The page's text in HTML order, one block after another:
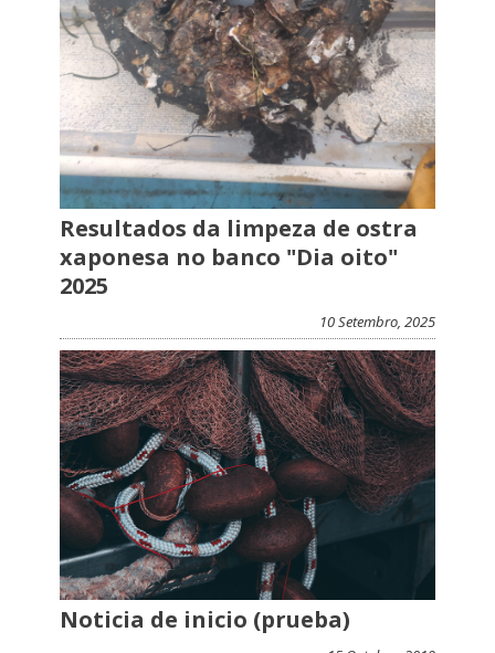
Resultados da limpeza de ostra
xaponesa no banco "Dia oito"
2025
10 Setembro, 2025
Noticia de inicio (prueba)